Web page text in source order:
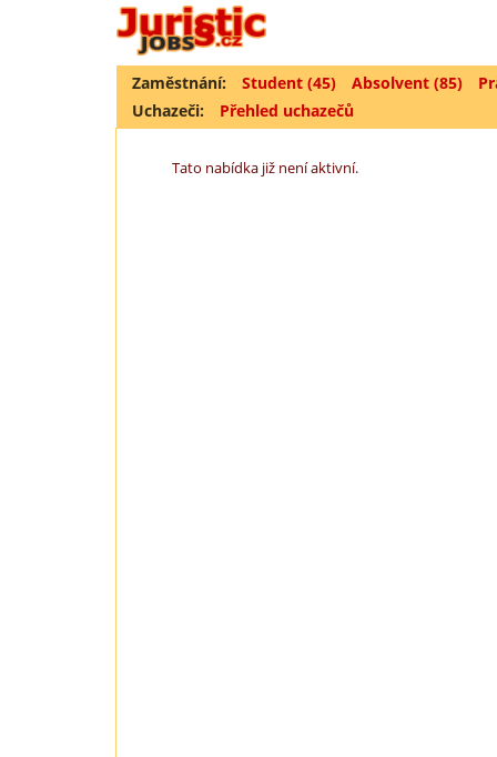
Zaměstnání: Student (45) Absolvent (85)
Uchazeči:
Přehled uchazečů
Tato nabídka již není aktivní.